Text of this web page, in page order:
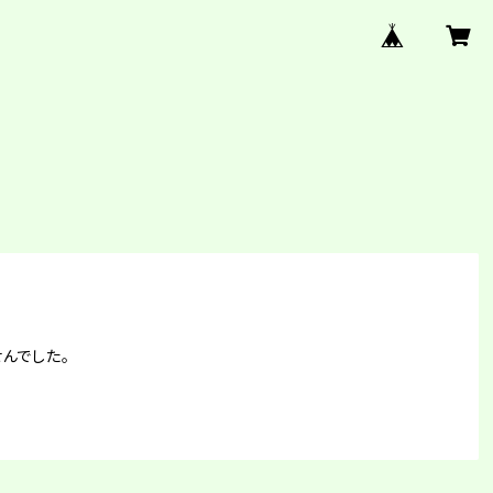
でした。